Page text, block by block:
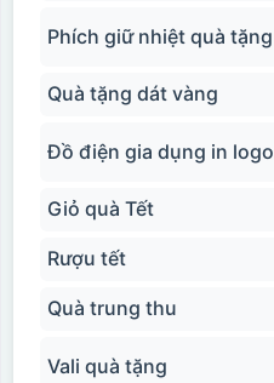
Phích giữ nhiệt quà tặng
Quà tặng dát vàng
Đồ điện gia dụng in logo
Giỏ quà Tết
Rượu tết
Quà trung thu
Vali quà tặng